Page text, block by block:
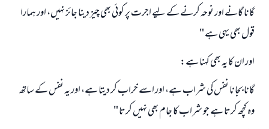
گانا گانے اور نوحہ كرنے كے ليے اجرت پر كوئى بھى چيز دينا جائز نہيں، اور ہمارا
قول بھى يہى ہے "
اور ان كا يہ بھى كہنا ہے:
گانا بجانا نفس كى شراب ہے، اور اسے خراب كر ديتا ہے، اور يہ نفس كے ساتھ
وہ كچھ كرتا ہے جو شراب كا جام بھى نہيں كرتا "